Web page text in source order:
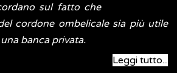
sul fatto che
cordone ombelicale sia più utile
banca privata.
Leggi tutto...